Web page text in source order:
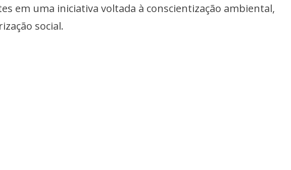
em uma iniciativa voltada à conscientização ambiental,
social.